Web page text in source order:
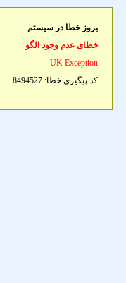
بروز خطا در سیستم
خطای عدم وجود الگو
UK Exception
کد پیگیری خطا: 8494527